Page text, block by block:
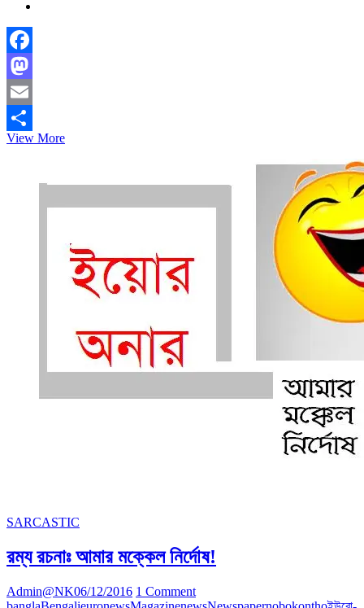
Facebook
Mastodon
Email
Share
View Moreলুই
পতাকা!
SARCASTIC
রম্য রচনাঃ আমার মক্কেল নির্দোষ!
Admin@NK06/12/2016 1 Comment